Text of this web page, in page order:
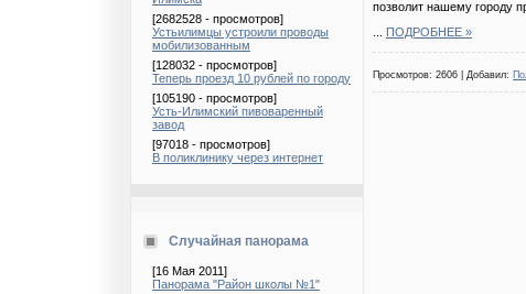
[2682528 - просмотров]
Устьилимцы устроили проводы
мобилизованным
[128032 - просмотров]
Теперь проезд 10 рублей по городу
[105190 - просмотров]
Усть-Илимский пивоваренный
завод
[97018 - просмотров]
В поликлинику через интернет
Случайная панорама
[16 Мая 2011]
Панорама "Район школы №1"
позволит нашему городу
ПОДРОБНЕЕ »
Просмотров: 2606 | Добавил: